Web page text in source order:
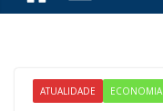
ATUALIDADE ECONOMIA